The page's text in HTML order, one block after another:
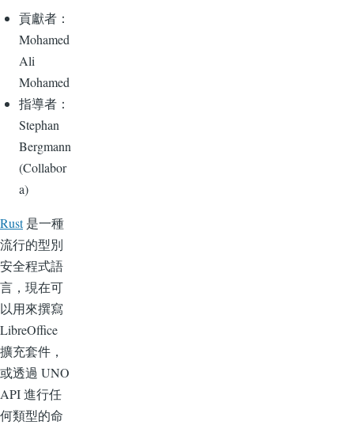
貢獻者：
Mohamed
Ali
Mohamed
指導者：
Stephan
Bergmann
(Collabor
a)
Rust是一種
流行的型別
安全程式語
言，現在可
以用來撰寫
LibreOffice
擴充套件，
或透過 UNO
API 進行任
何類型的命